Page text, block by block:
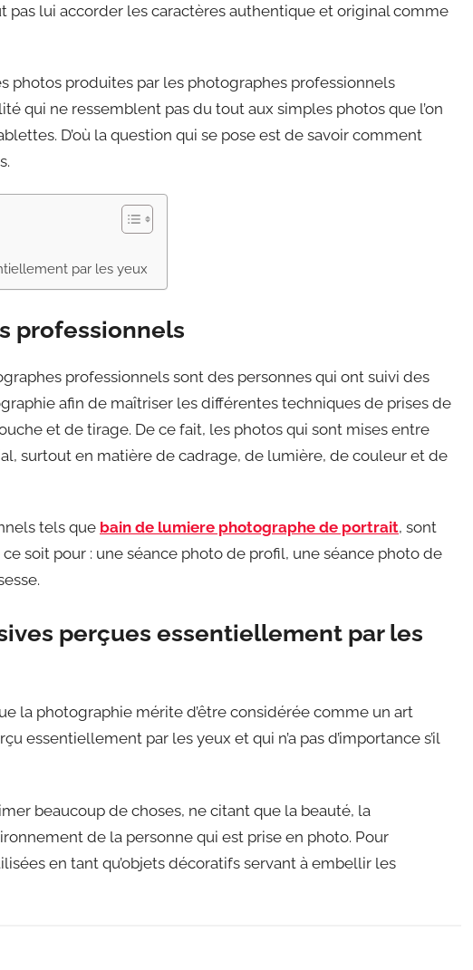
pas lui accorder les caractères authentique et original comme
photos produites par les photographes professionnels
qui ne ressemblent pas du tout aux simples photos que l’on
D’où la question qui se pose est de savoir comment
par les yeux
professionnels
professionnels sont des personnes qui ont suivi des
afin de maîtriser les différentes techniques de prises de
et de tirage. De ce fait, les photos qui sont mises entre
surtout en matière de cadrage, de lumière, de couleur et de
tels que bain de lumiere photographe de portrait, sont
soit pour : une séance photo de profil, une séance photo de
perçues essentiellement par les
la photographie mérite d’être considérée comme un art
essentiellement par les yeux et qui n’a pas d’importance s’il
beaucoup de choses, ne citant que la beauté, la
de la personne qui est prise en photo. Pour
en tant qu’objets décoratifs servant à embellir les